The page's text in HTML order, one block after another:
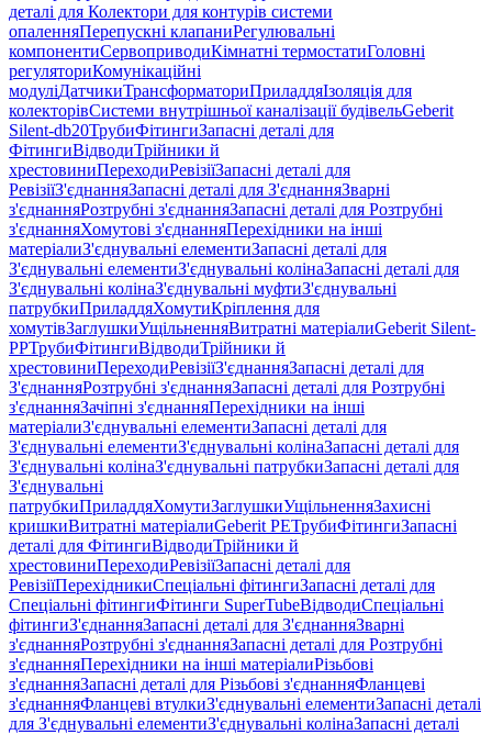
деталі для Колектори для контурів системи
опаленняПерепускні клапаниРегулювальні
компонентиСервоприводиКімнатні термостатиГоловні
регуляториКомунікаційні
модуліДатчикиТрансформаториПриладдяІзоляція для
колекторівСистеми внутрішньої каналізації будівельGeberit
Silent-db20ТрубиФітингиЗапасні деталі для
ФітингиВідводиТрійники й
хрестовиниПереходиРевізіїЗапасні деталі для
РевізіїЗ'єднанняЗапасні деталі для З'єднанняЗварні
з'єднанняРозтрубні з'єднанняЗапасні деталі для Розтрубні
з'єднанняХомутові з'єднанняПерехідники на інші
матеріалиЗ'єднувальні елементиЗапасні деталі для
З'єднувальні елементиЗ'єднувальні колінаЗапасні деталі для
З'єднувальні колінаЗ'єднувальні муфтиЗ'єднувальні
патрубкиПриладдяХомутиКріплення для
хомутівЗаглушкиУщільненняВитратні матеріалиGeberit Silent-
PPТрубиФітингиВідводиТрійники й
хрестовиниПереходиРевізіїЗ'єднанняЗапасні деталі для
З'єднанняРозтрубні з'єднанняЗапасні деталі для Розтрубні
з'єднанняЗачіпні з'єднанняПерехідники на інші
матеріалиЗ'єднувальні елементиЗапасні деталі для
З'єднувальні елементиЗ'єднувальні колінаЗапасні деталі для
З'єднувальні колінаЗ'єднувальні патрубкиЗапасні деталі для
З'єднувальні
патрубкиПриладдяХомутиЗаглушкиУщільненняЗахисні
кришкиВитратні матеріалиGeberit PEТрубиФітингиЗапасні
деталі для ФітингиВідводиТрійники й
хрестовиниПереходиРевізіїЗапасні деталі для
РевізіїПерехідникиСпеціальні фітингиЗапасні деталі для
Спеціальні фітингиФітинги SuperTubeВідводиСпеціальні
фітингиЗ'єднанняЗапасні деталі для З'єднанняЗварні
з'єднанняРозтрубні з'єднанняЗапасні деталі для Розтрубні
з'єднанняПерехідники на інші матеріалиРізьбові
з'єднанняЗапасні деталі для Різьбові з'єднанняФланцеві
з'єднанняФланцеві втулкиЗ'єднувальні елементиЗапасні деталі
для З'єднувальні елементиЗ'єднувальні колінаЗапасні деталі